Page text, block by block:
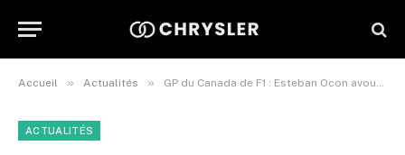
Accueil » Actualités » GP du Canada de F1 : Esteban Ocon avoue ses difficultés avec la Haas lors du Sprint et son impact sur le peloton
ACTUALITÉS